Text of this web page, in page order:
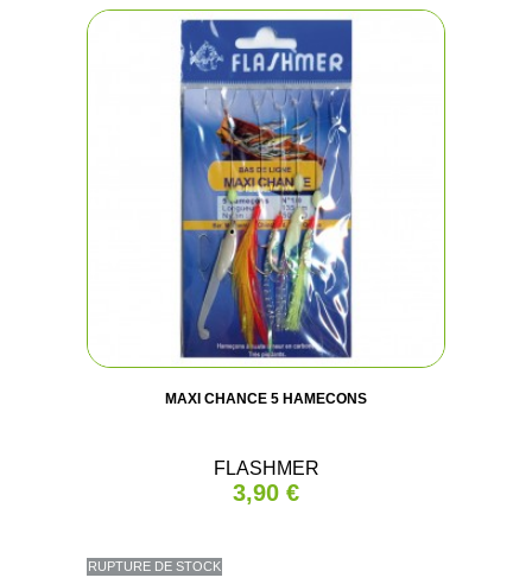
MAXI CHANCE 5 HAMECONS
FLASHMER
3,90 €
RUPTURE DE STOCK